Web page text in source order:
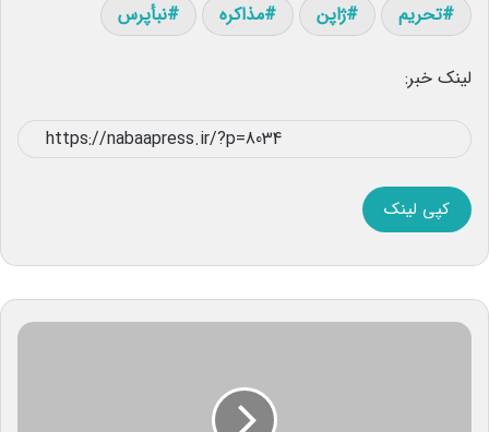
تحریم
ژاپن مذاکره نبأپرس
لینک خبر:
کپی لینک